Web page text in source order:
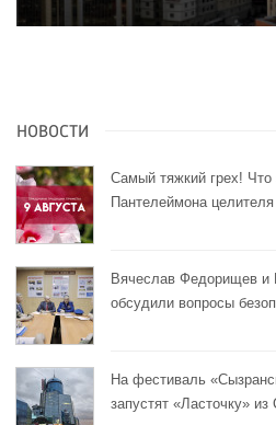
НОВОСТИ
Самый тяжкий грех!
Пантелеймона целителя
Вячеслав Федорищев и
обсудили вопросы
На фестиваль
запустят «Ласточку»